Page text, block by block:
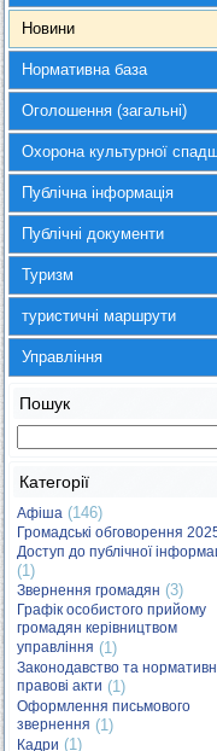
Новини
Нормативна база
Оголошення (загальні)
Охорона культурної
Публічна інформація
Публічні документи
Туризм
туристичні маршрути
Управління
Пошук
Категорії
Афіша (146)
Громадські обговорення
Доступ до публічної
(1)
Звернення громадян (3)
Графік особистого прийому
громадян керівництвом
управління (1)
Законодавство та
правові акти (1)
Оформлення письмового
звернення (1)
Кадри (1)